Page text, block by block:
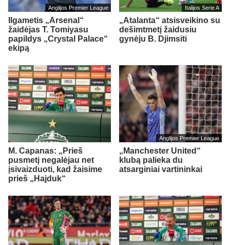
Anglijos Premier League
Ilgametis „Arsenal“
žaidėjas T. Tomiyasu
papildys „Crystal Palace“
ekipą
Italijos Serie A
„Atalanta“ atsisveikino su
dešimtmetį žaidusiu
gynėju B. Djimsiti
M. Capanas: „Prieš
pusmetį negalėjau net
įsivaizduoti, kad žaisime
prieš „Hajduk“
Anglijos Premier League
„Manchester United“
klubą palieka du
atsarginiai vartininkai